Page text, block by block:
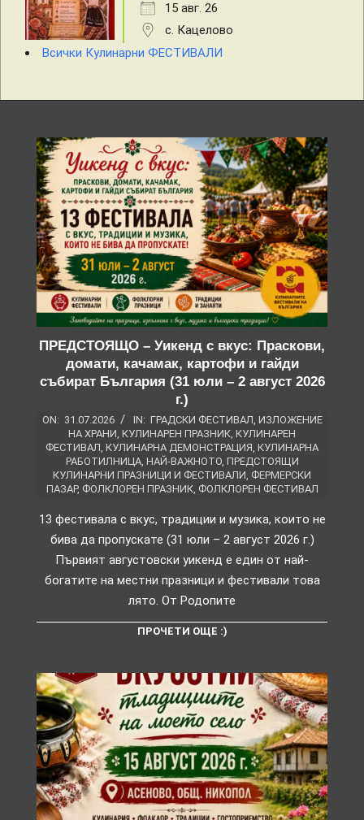
15 авг. 26
с. Кацелово
Всички Кулинарни ФЕСТИВАЛИ
ПРЕДСТОЯЩО – Уикенд с вкус: Праскови,
домати, качамак, картофи и гайди
събират България (31 юли – 2 август 2026
г.)
ON: 31.07.2026 IN: ГРАДСКИ ФЕСТИВАЛ, ИЗЛОЖЕНИЕ
НА ХРАНИ, КУЛИНАРЕН ПРАЗНИК, КУЛИНАРЕН
ФЕСТИВАЛ, КУЛИНАРНА ДЕМОНСТРАЦИЯ, КУЛИНАРНА
РАБОТИЛНИЦА, НАЙ-ВАЖНОТО, ПРЕДСТОЯЩИ
КУЛИНАРНИ ПРАЗНИЦИ И ФЕСТИВАЛИ, ФЕРМЕРСКИ
ПАЗАР, ФОЛКЛОРЕН ПРАЗНИК, ФОЛКЛОРЕН ФЕСТИВАЛ
13 фестивала с вкус, традиции и музика, които не
бива да пропускате (31 юли – 2 август 2026 г.)
Първият августовски уикенд е един от най-
богатите на местни празници и фестивали това
лято. От Родопите
ПРОЧЕТИ ОЩЕ :)